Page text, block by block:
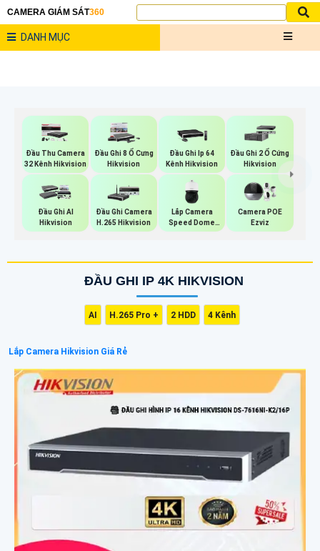
CAMERA GIÁM SÁT360
DANH MỤC
Đầu Thu Camera
32 Kênh Hikvision
Đầu Ghi 8 Ổ Cưng
Hikvision
Đầu Ghi Ip 64
Kênh Hikvision
Đầu Ghi 2 Ổ Cứng
Hikvision
Đầu Ghi AI
Hikvision
Đầu Ghi Camera
H.265 Hikvision
Lắp Camera
Speed Dome
Wisenet
Camera POE
Ezviz
ĐẦU GHI IP 4K HIKVISION
AI H.265 Pro + 2 HDD 4 Kênh
Lắp Camera Hikvision Giá Rẻ